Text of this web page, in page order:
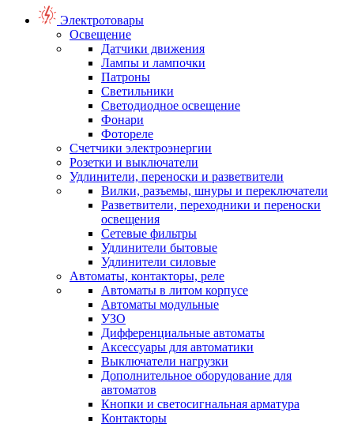
Электротовары
Освещение
Датчики движения
Лампы и лампочки
Патроны
Светильники
Светодиодное освещение
Фонари
Фотореле
Счетчики электроэнергии
Розетки и выключатели
Удлинители, переноски и разветвители
Вилки, разъемы, шнуры и переключатели
Разветвители, переходники и переноски
освещения
Сетевые фильтры
Удлинители бытовые
Удлинители силовые
Автоматы, контакторы, реле
Автоматы в литом корпусе
Автоматы модульные
УЗО
Дифференциальные автоматы
Аксессуары для автоматики
Выключатели нагрузки
Дополнительное оборудование для
автоматов
Кнопки и светосигнальная арматура
Контакторы